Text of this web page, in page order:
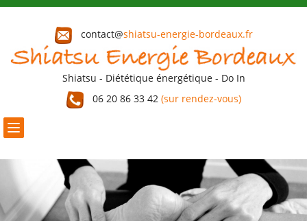
contact@shiatsu-energie-bordeaux.fr
Shiatsu - Diététique énergétique - Do In
06 20 86 33 42 (sur rendez-vous)
Toggle
navigation